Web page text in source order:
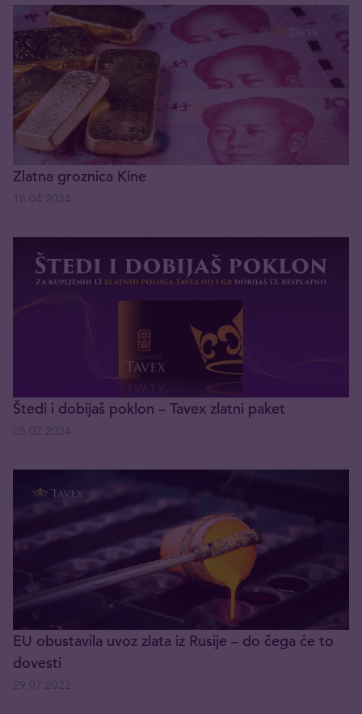
Zlatna groznica Kine
Štedi i dobijaš poklon – Tavex zlatni paket
EU obustavila uvoz zlata iz Rusije – do čega će to
dovesti